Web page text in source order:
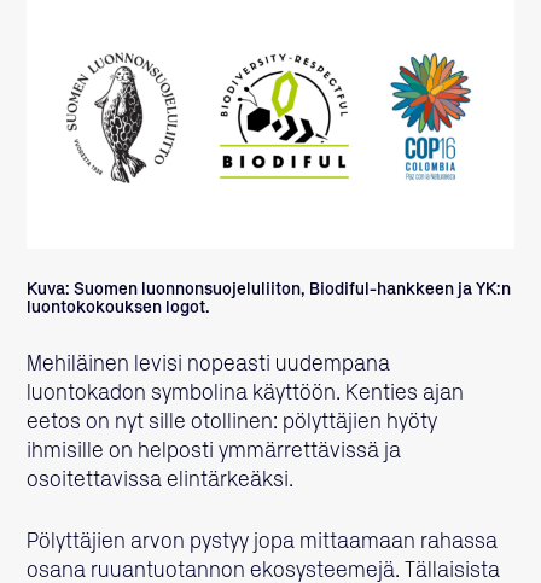
Kuva: Suomen luonnonsuojeluliiton, Biodiful-hankkeen ja YK:n
luontokokouksen logot.
Mehiläinen levisi nopeasti uudempana
luontokadon symbolina käyttöön. Kenties ajan
eetos on nyt sille otollinen: pölyttäjien hyöty
ihmisille on helposti ymmärrettävissä ja
osoitettavissa elintärkeäksi.
Pölyttäjien arvon pystyy jopa mittaamaan rahassa
osana ruuantuotannon ekosysteemejä. Tällaisista